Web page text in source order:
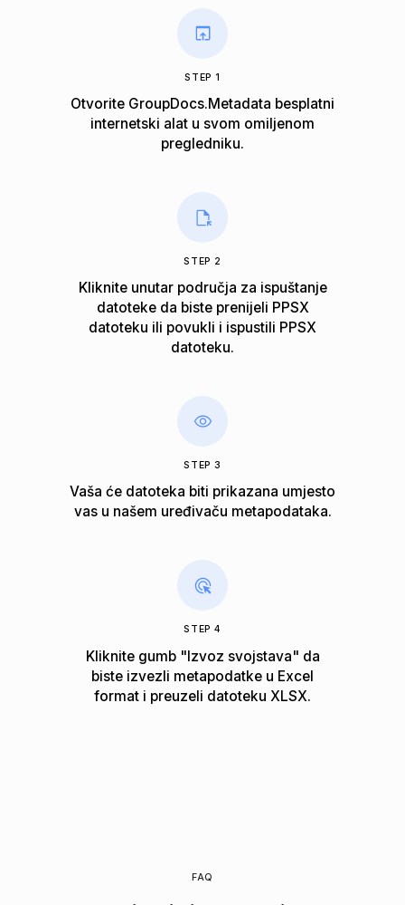
STEP 1
Otvorite GroupDocs.Metadata besplatni
internetski alat u svom omiljenom
pregledniku.
STEP 2
Kliknite unutar područja za ispuštanje
datoteke da biste prenijeli PPSX
datoteku ili povukli i ispustili PPSX
datoteku.
STEP 3
Vaša će datoteka biti prikazana umjesto
vas u našem uređivaču metapodataka.
STEP 4
Kliknite gumb "Izvoz svojstava" da
biste izvezli metapodatke u Excel
format i preuzeli datoteku XLSX.
FAQ